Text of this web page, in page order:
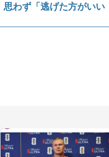
わず「逃げた方がいい